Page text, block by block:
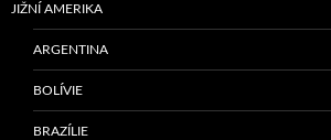
JIŽNÍ AMERIKA
ARGENTINA
BOLÍVIE
BRAZÍLIE